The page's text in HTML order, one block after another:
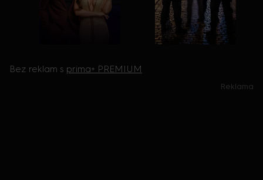
Bez reklam s prima+ PREMIUM
Reklama